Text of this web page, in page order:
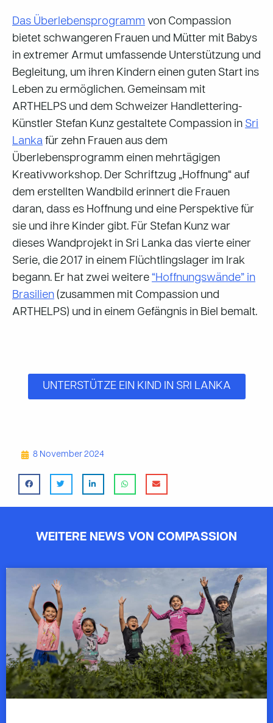
Das Überlebensprogramm von Compassion
bietet schwangeren Frauen und Mütter mit Babys
in extremer Armut umfassende Unterstützung und
Begleitung, um ihren Kindern einen guten Start ins
Leben zu ermöglichen. Gemeinsam mit
ARTHELPS und dem Schweizer Handlettering-
Künstler Stefan Kunz gestaltete Compassion in Sri
Lanka für zehn Frauen aus dem
Überlebensprogramm einen mehrtägigen
Kreativworkshop. Der Schriftzug „Hoffnung“ auf
dem erstellten Wandbild erinnert die Frauen
daran, dass es Hoffnung und eine Perspektive für
sie und ihre Kinder gibt. Für Stefan Kunz war
dieses Wandprojekt in Sri Lanka das vierte einer
Serie, die 2017 in einem Flüchtlingslager im Irak
begann. Er hat zwei weitere “Hoffnungswände” in
Brasilien (zusammen mit Compassion und
ARTHELPS) und in einem Gefängnis in Biel bemalt.
UNTERSTÜTZE EIN KIND IN SRI LANKA
8 November 2024
WEITERE NEWS VON COMPASSION